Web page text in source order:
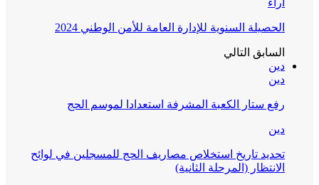
آراء
الحصيلة السنوية للإدارة العامة للأمن الوطني 2024
السابق التالي
دين
دين
رفع ستار الكعبة المشرفة استعدادا لموسم الحج
دين
تحديد تاريخ استخلاص مصاريف الحج للمسجلين في لوائح
الانتظار (المرحلة الثانية)